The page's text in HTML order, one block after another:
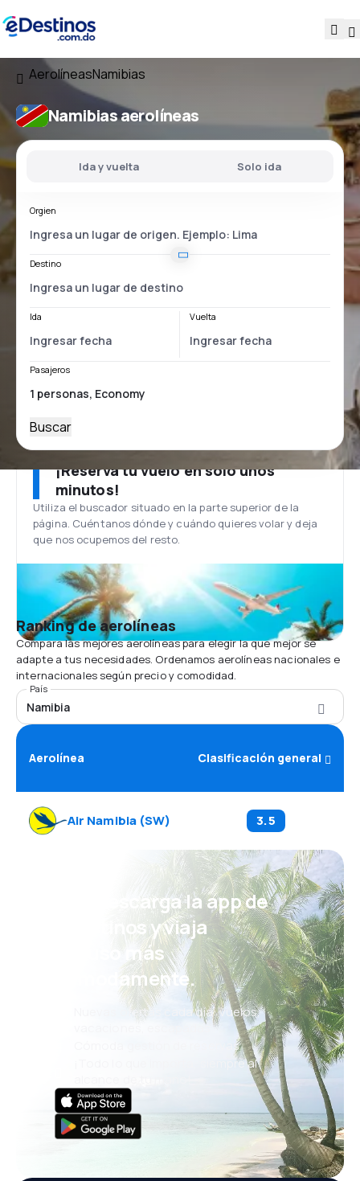
AerolíneasNamibias
Namibias aerolíneas
Ida y vuelta Solo ida
Orgien
Destino
Ida Vuelta
Pasajeros
Buscar
¡Reserva tu vuelo en solo unos
minutos!
Utiliza el buscador situado en la parte superior de la
página. Cuéntanos dónde y cuándo quieres volar y deja
que nos ocupemos del resto.
Ranking de aerolíneas
Compara las mejores aerolíneas para elegir la que mejor se
adapte a tus necesidades. Ordenamos aerolíneas nacionales e
internacionales según precio y comodidad.
País
Namibia
Aerolínea Clasificación general
Air Namibia(SW) 3.5
¡Eh! Descarga la app de
eDestinos y viaja
incluso más
cómodamente.
Nuevas ofertas cada día: vuelos,
vacaciones, escapadas
Cómoda gestión de reservas
¡Todo lo que importa, siempre al